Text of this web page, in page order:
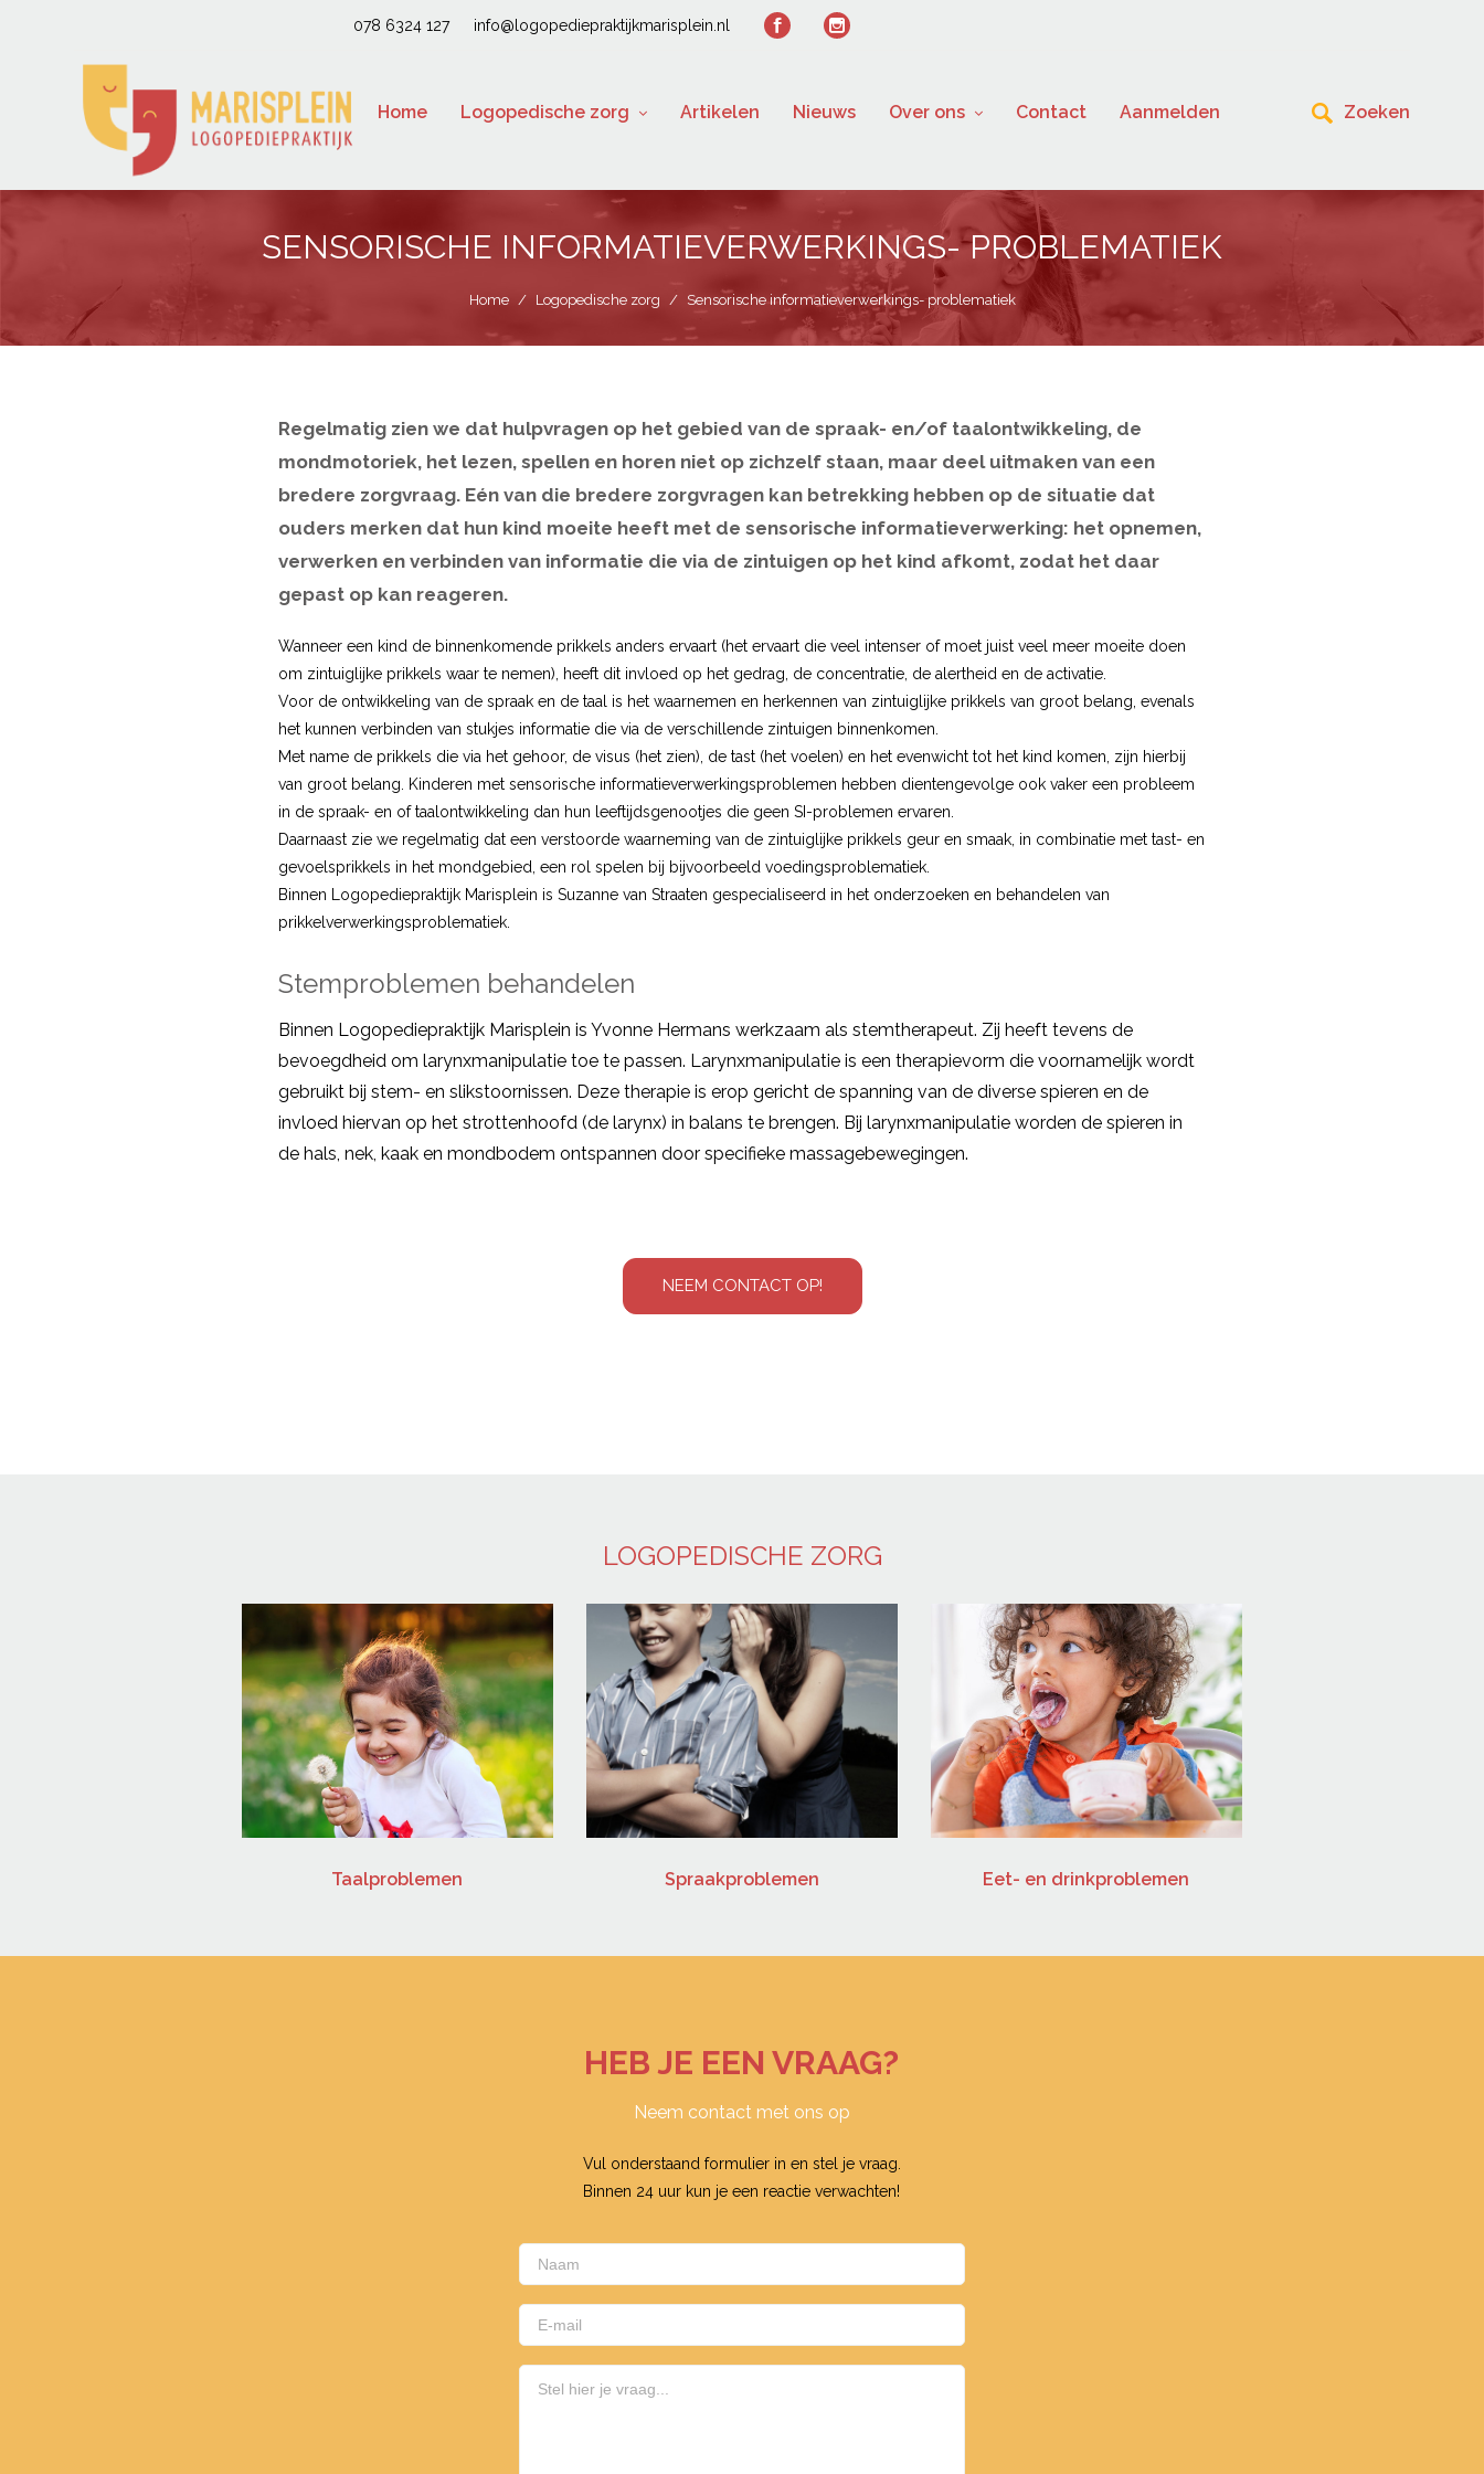
078 6324 127 info@logopediepraktijkmarisplein.nl
Home Logopedische zorg Artikelen Nieuws Over ons Contact Aanmelden
SENSORISCHE INFORMATIEVERWERKINGS- PROBLEMATIEK
Home / Logopedische zorg / Sensorische informatieverwerkings- problematiek
Regelmatig zien we dat hulpvragen op het gebied van de spraak- en/of taalontwikkeling, de
mondmotoriek, het lezen, spellen en horen niet op zichzelf staan, maar deel uitmaken van een
bredere zorgvraag. Eén van die bredere zorgvragen kan betrekking hebben op de situatie dat
ouders merken dat hun kind moeite heeft met de sensorische informatieverwerking: het opnemen,
verwerken en verbinden van informatie die via de zintuigen op het kind afkomt, zodat het daar
gepast op kan reageren.
Wanneer een kind de binnenkomende prikkels anders ervaart (het ervaart die veel intenser of moet juist veel meer moeite doen
om zintuiglijke prikkels waar te nemen), heeft dit invloed op het gedrag, de concentratie, de alertheid en de activatie.
Voor de ontwikkeling van de spraak en de taal is het waarnemen en herkennen van zintuiglijke prikkels van groot belang, evenals
het kunnen verbinden van stukjes informatie die via de verschillende zintuigen binnenkomen.
Met name de prikkels die via het gehoor, de visus (het zien), de tast (het voelen) en het evenwicht tot het kind komen, zijn hierbij
van groot belang. Kinderen met sensorische informatieverwerkingsproblemen hebben dientengevolge ook vaker een probleem
in de spraak- en of taalontwikkeling dan hun leeftijdsgenootjes die geen SI-problemen ervaren.
Daarnaast zie we regelmatig dat een verstoorde waarneming van de zintuiglijke prikkels geur en smaak, in combinatie met tast- en
gevoelsprikkels in het mondgebied, een rol spelen bij bijvoorbeeld voedingsproblematiek.
Binnen Logopediepraktijk Marisplein is Suzanne van Straaten gespecialiseerd in het onderzoeken en behandelen van
prikkelverwerkingsproblematiek.
Stemproblemen behandelen
Binnen Logopediepraktijk Marisplein is Yvonne Hermans werkzaam als stemtherapeut. Zij heeft tevens de
bevoegdheid om larynxmanipulatie toe te passen. Larynxmanipulatie is een therapievorm die voornamelijk wordt
gebruikt bij stem- en slikstoornissen. Deze therapie is erop gericht de spanning van de diverse spieren en de
invloed hiervan op het strottenhoofd (de larynx) in balans te brengen. Bij larynxmanipulatie worden de spieren in
de hals, nek, kaak en mondbodem ontspannen door specifieke massagebewegingen.
NEEM CONTACT OP!
LOGOPEDISCHE ZORG
Taalproblemen Spraakproblemen Eet- en drinkproblemen
HEB JE EEN VRAAG?
Neem contact met ons op
Vul onderstaand formulier in en stel je vraag.
Binnen 24 uur kun je een reactie verwachten!